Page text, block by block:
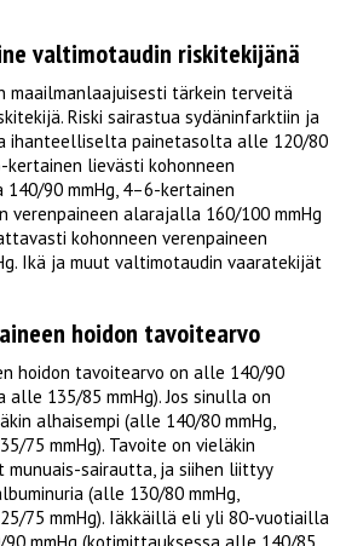
valtimotaudin riskitekijänä
maailmanlaajuisesti tärkein terveitä
Riski sairastua sydäninfarktiin ja
ihanteelliselta painetasolta alle 120/80
kertainen lievästi kohonneen
90 mmHg, 4–6-kertainen
verenpaineen alarajalla 160/100 mmHg
kohonneen verenpaineen
Ikä ja muut valtimotaudin vaaratekijät
hoidon tavoitearvo
hoidon tavoitearvo on alle 140/90
alle 135/85 mmHg). Jos sinulla on
alhaisempi (alle 140/80 mmHg,
75 mmHg). Tavoite on vieläkin
munuais-sairautta, ja siihen liittyy
(alle 130/80 mmHg,
75 mmHg). Iäkkäillä eli yli 80-vuotiailla